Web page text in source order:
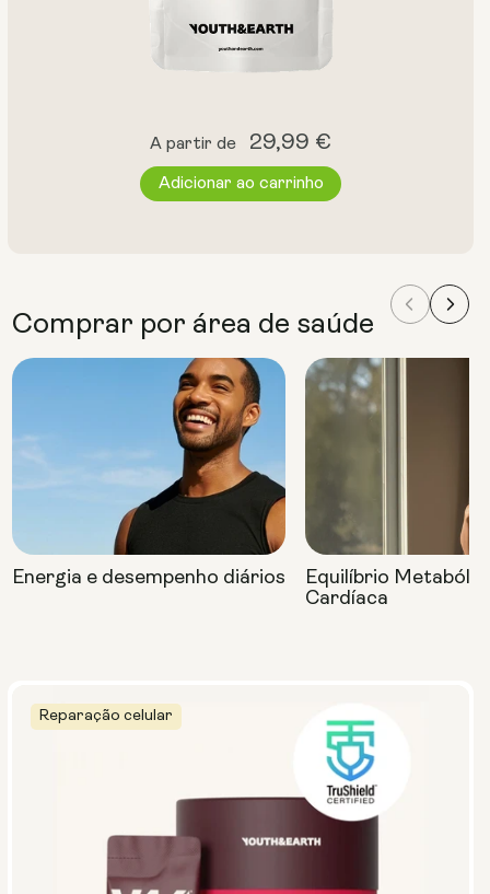
Reparação celular
Comprar por área de saúde
Energia e desempenho diários
Equilíbrio
Cardíaca
Preço
normal
A partir de 29,99 €
Adicionar ao carrinho